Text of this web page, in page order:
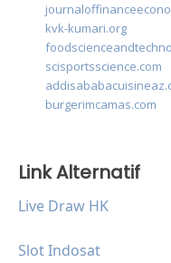
kvk-kumari.org
scisportsscience.com
burgerimcamas.com
Link Alternatif
Live Draw HK
Slot Indosat